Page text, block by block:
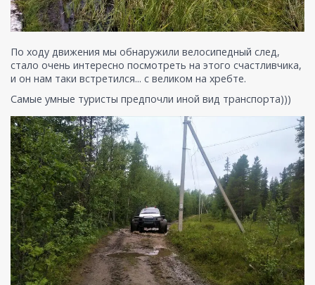
По ходу движения мы обнаружили велосипедный след,
стало очень интересно посмотреть на этого счастливчика,
и он нам таки встретился... с великом на хребте.
Самые умные туристы предпочли иной вид транспорта)))